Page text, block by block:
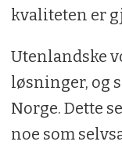
kvaliteten er
Utenlandske
løsninger, og
Norge. Dette
noe som